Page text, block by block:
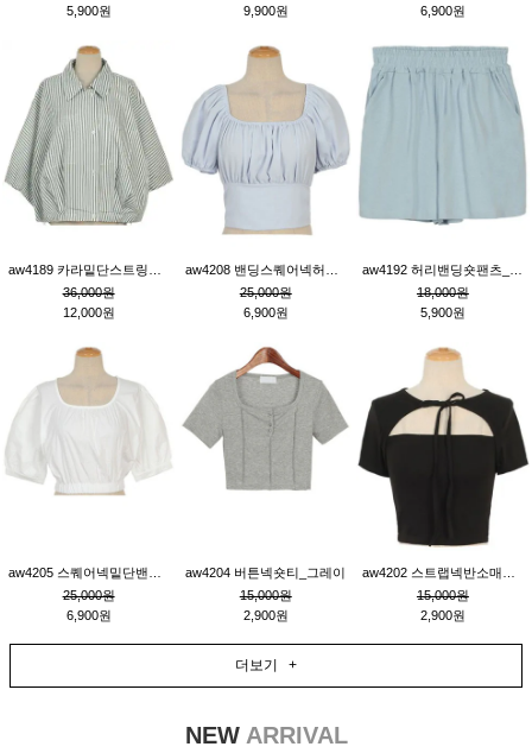
5,900원
9,900원
6,900원
36,000원
12,000원
25,000원
6,900원
18,000원
5,900원
25,000원
6,900원
aw4204 버튼넥숏티_그레이
15,000원
2,900원
15,000원
2,900원
더보기 +
NEWARRIVAL